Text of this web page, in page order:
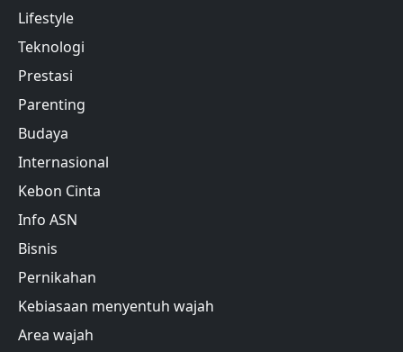
Lifestyle
Teknologi
Prestasi
Parenting
Budaya
Internasional
Kebon Cinta
Info ASN
Bisnis
Pernikahan
Kebiasaan menyentuh wajah
Area wajah